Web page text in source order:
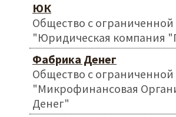
ЮК
Общество с
"Юридическая компания
Фабрика Денег
Общество с
"Микрофинансовая
Денег"